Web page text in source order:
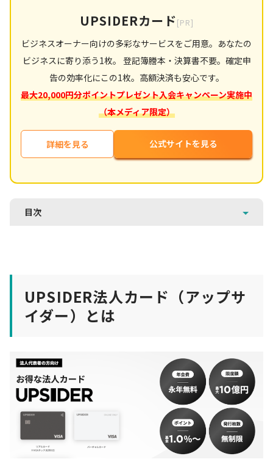
UPSIDERカード[PR]
ビジネスオーナー向けの多彩なサービスをご用意。あなたの
ビジネスに寄り添う1枚。 登記簿謄本・決算書不要。確定申
告の効率化にこの1枚。高額決済も安心です。
最大20,000円分ポイントプレゼント入会キャンペーン実施中
（本メディア限定）
詳細を見る 公式サイトを見る
目次
UPSIDER法人カード（アップサ
イダー）とは